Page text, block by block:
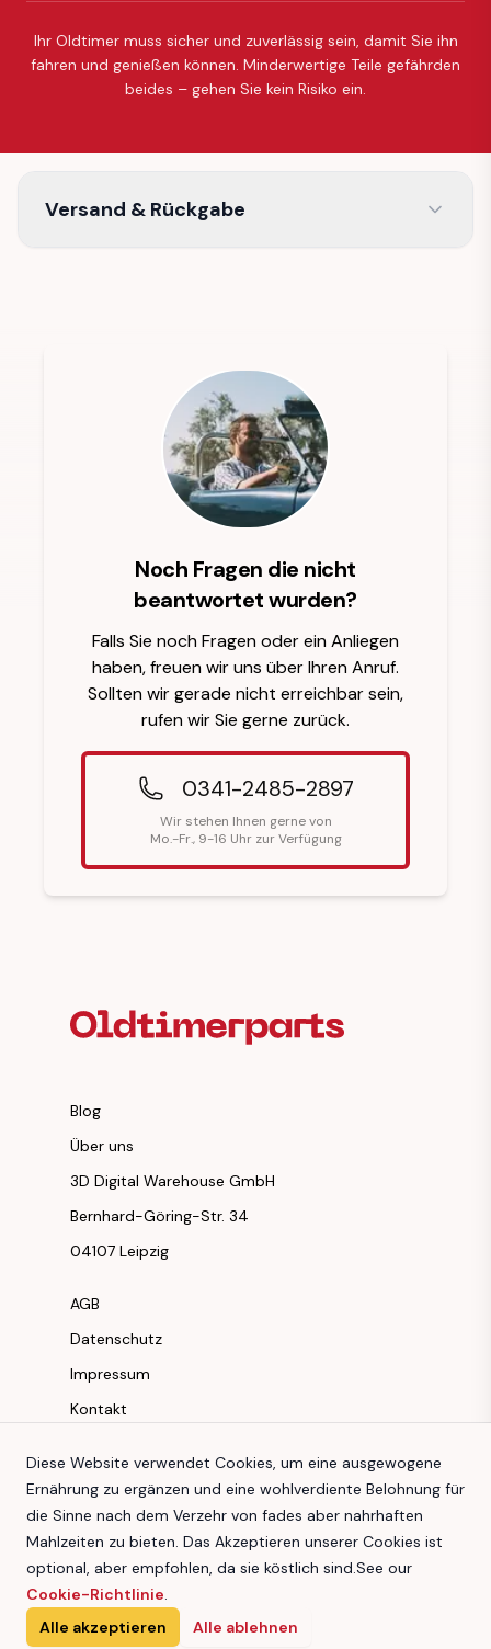
Ihr Oldtimer muss sicher und zuverlässig sein, damit Sie ihn
fahren und genießen können. Minderwertige Teile gefährden
beides – gehen Sie kein Risiko ein.
Versand & Rückgabe
Noch Fragen die nicht
beantwortet wurden?
Falls Sie noch Fragen oder ein Anliegen
haben, freuen wir uns über Ihren Anruf.
Sollten wir gerade nicht erreichbar sein,
rufen wir Sie gerne zurück.
0341-2485-2897
Wir stehen Ihnen gerne von
Mo.-Fr., 9-16 Uhr zur Verfügung
Blog
Über uns
3D Digital Warehouse GmbH
Bernhard-Göring-Str. 34
04107 Leipzig
AGB
Datenschutz
Impressum
Kontakt
Instagram
Facebook
Youtube
TikTok
3D Digital Warehouse GmbH
Diese Website verwendet Cookies, um eine ausgewogene
Ernährung zu ergänzen und eine wohlverdiente Belohnung für
die Sinne nach dem Verzehr von fades aber nahrhaften
Mahlzeiten zu bieten. Das Akzeptieren unserer Cookies ist
optional, aber empfohlen, da sie köstlich sind.See our
Cookie-Richtlinie.
Alle akzeptieren
Alle ablehnen